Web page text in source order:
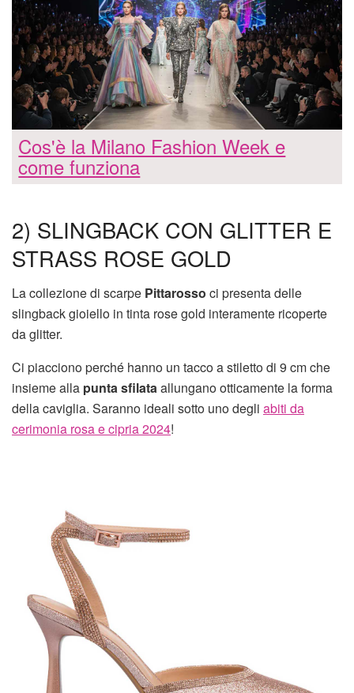
Cos'è la Milano Fashion Week e
come funziona
2) SLINGBACK CON GLITTER E
STRASS ROSE GOLD
La collezione di scarpe Pittarosso ci presenta delle
slingback gioiello in tinta rose gold interamente ricoperte
da glitter.
Ci piacciono perché hanno un tacco a stiletto di 9 cm che
insieme alla punta sfilataallungano otticamente la forma
della caviglia. Saranno ideali sotto uno degli abiti da
cerimonia rosa e cipria 2024!